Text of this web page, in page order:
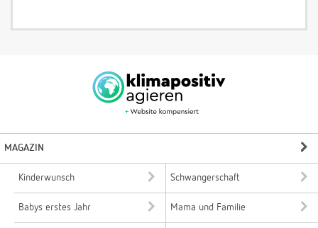
MAGAZIN
Kinderwunsch Schwangerschaft
Babys erstes Jahr Mama und Familie